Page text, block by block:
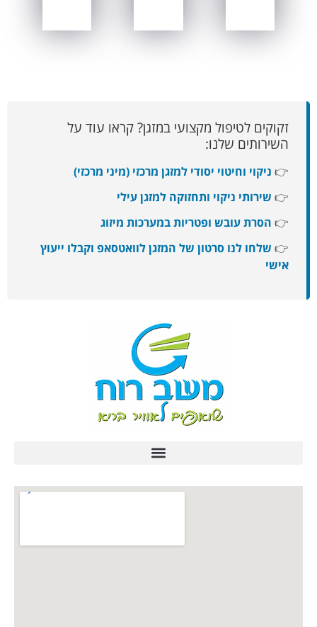
זקוקים לטיפול מקצועי במזגן? קראו עוד על
השירותים שלנו:
👉 ניקוי וחיטוי יסודי למזגן מרכזי (מיני מרכזי)
👉 שירותי ניקוי ותחזוקה למזגן עילי
👉 הסרת עובש ופטריות במערכות מיזוג
👉 שלחו לנו סרטון של המזגן לוואטסאפ וקבלו ייעוץ
אישי